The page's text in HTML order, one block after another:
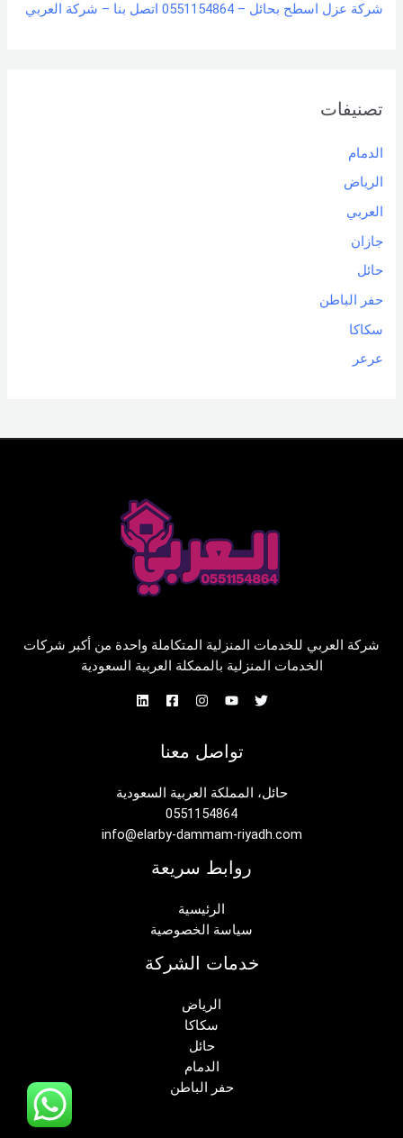
شركة عزل اسطح بحائل – 0551154864 اتصل بنا – شركة العربي
تصنيفات
الدمام
الرياض
العربي
جازان
حائل
حفر الباطن
سكاكا
عرعر
شركة العربي للخدمات المنزلية المتكاملة واحدة من أكبر شركات
الخدمات المنزلية بالممكلة العربية السعودية
تواصل معنا
حائل، المملكة العربية السعودية
0551154864
info@elarby-dammam-riyadh.com
روابط سريعة
الرئيسية
سياسة الخصوصية
خدمات الشركة
الرياض
سكاكا
حائل
الدمام
حفر الباطن